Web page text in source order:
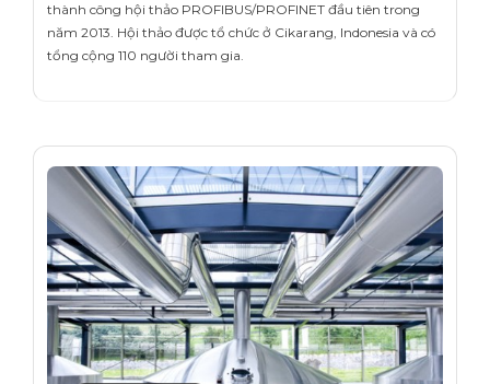
thành công hội thảo PROFIBUS/PROFINET đầu tiên trong
năm 2013. Hội thảo được tổ chức ở Cikarang, Indonesia và có
tổng cộng 110 người tham gia.